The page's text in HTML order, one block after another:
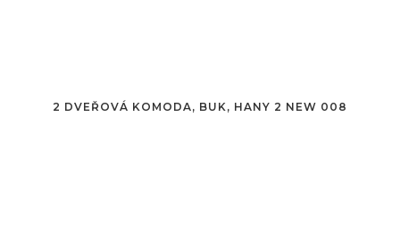
2 DVEŘOVÁ KOMODA, BUK, HANY 2 NEW 008